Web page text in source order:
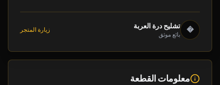
� تشليح درة العربة
بائع موثق
زيارة المتجر
معلومات القطعة